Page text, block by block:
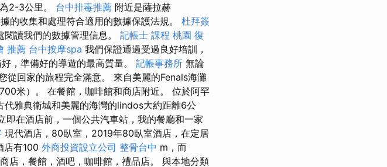
2-3公里。 台中排毒推薦 附近是薩拉赫
的收集和處理符合適用的數據保護法規。 杜拜簽
閱讀我們的數據管理信息。 記帳士 課程 桃園 復
推薦 台中按摩spa 我們保證通過受過良好培訓，
，準備好的導遊的最高質量。 記帳事務所 無論
從回家的旅程完全滿意。 來自美麗的Fenals海灘
米）。 在餐館，咖啡館和商店附近。 位於阿罕
雅典衛城和美麗的海灣的lindos大約距離6公
即在酒店前，一個公共汽車站，我的餐廳和一家
現代酒店，80臥室，2019年80臥室酒店，在定居
店有100 外商投資設立公司 整骨台中 m，而
店，餐館，酒吧，咖啡館，禮品店。 與本地分類